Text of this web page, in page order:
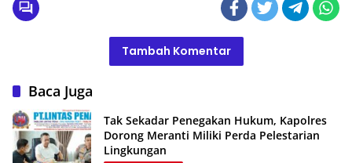
Tambah Komentar
Baca Juga
Tak Sekadar Penegakan Hukum, Kapolres
Dorong Meranti Miliki Perda Pelestarian
Lingkungan